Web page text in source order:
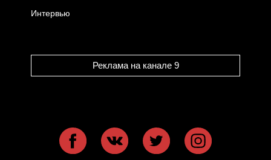
Интервью
Реклама на канале 9